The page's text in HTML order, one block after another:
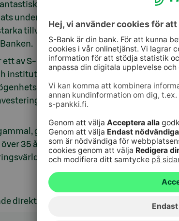
resultat. Ett bevis på detta är
under årens lopp. Jag är säker på att
tillväxt i kapitalförvaltningen”, säger
av S-Bankens två affärsområden.
institutionella investerare individuella
kompletta bank- och
under paraplyet S-
går våra rötter i
över 35 års tid varit föregångare inom
Det tänker vi vara även de
direktör, S-Banken,
hanna.porkka@s-